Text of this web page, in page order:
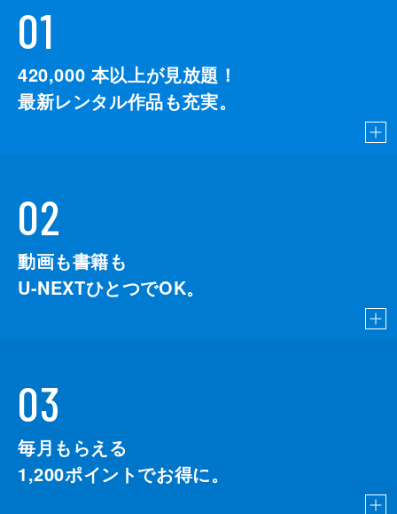
01
420,000 本以上が見放題！
最新レンタル作品も充実。
02
動画も書籍も
U-NEXTひとつでOK。
03
毎月もらえる
1,200ポイントでお得に。